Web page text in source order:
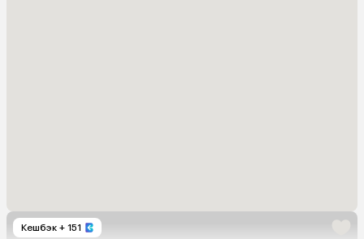
Кешбэк + 151